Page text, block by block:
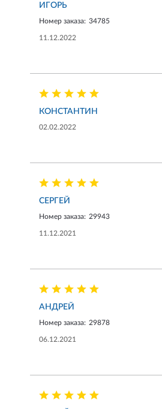
ИГОРЬ
Номер заказа: 34785
11.12.2022
КОНСТАНТИН
02.02.2022
СЕРГЕЙ
Номер заказа: 29943
11.12.2021
АНДРЕЙ
Номер заказа: 29878
06.12.2021